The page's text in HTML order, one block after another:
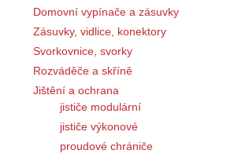
Domovní vypínače a zásuvky
Zásuvky, vidlice, konektory
Svorkovnice, svorky
Rozváděče a skříně
Jištění a ochrana
jističe modulární
jističe výkonové
proudové chrániče